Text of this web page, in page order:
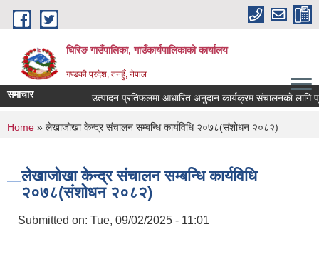
Skip to main content
घिरिङ गाउँपालिका, गाउँकार्यपालिकाको कार्यालय
गण्डकी प्रदेश, तनहुँ, नेपाल
समाचार उत्पादन प्रतिफलमा आधारित अनुदान कार्यक्रम संचालनकाे लागि
You are here
Home » लेखाजोखा केन्द्र संचालन सम्बन्धि कार्यविधि २०७८(संशोधन २०८२)
लेखाजोखा केन्द्र संचालन सम्बन्धि कार्यविधि
२०७८(संशोधन २०८२)
Submitted on: Tue, 09/02/2025 - 11:01